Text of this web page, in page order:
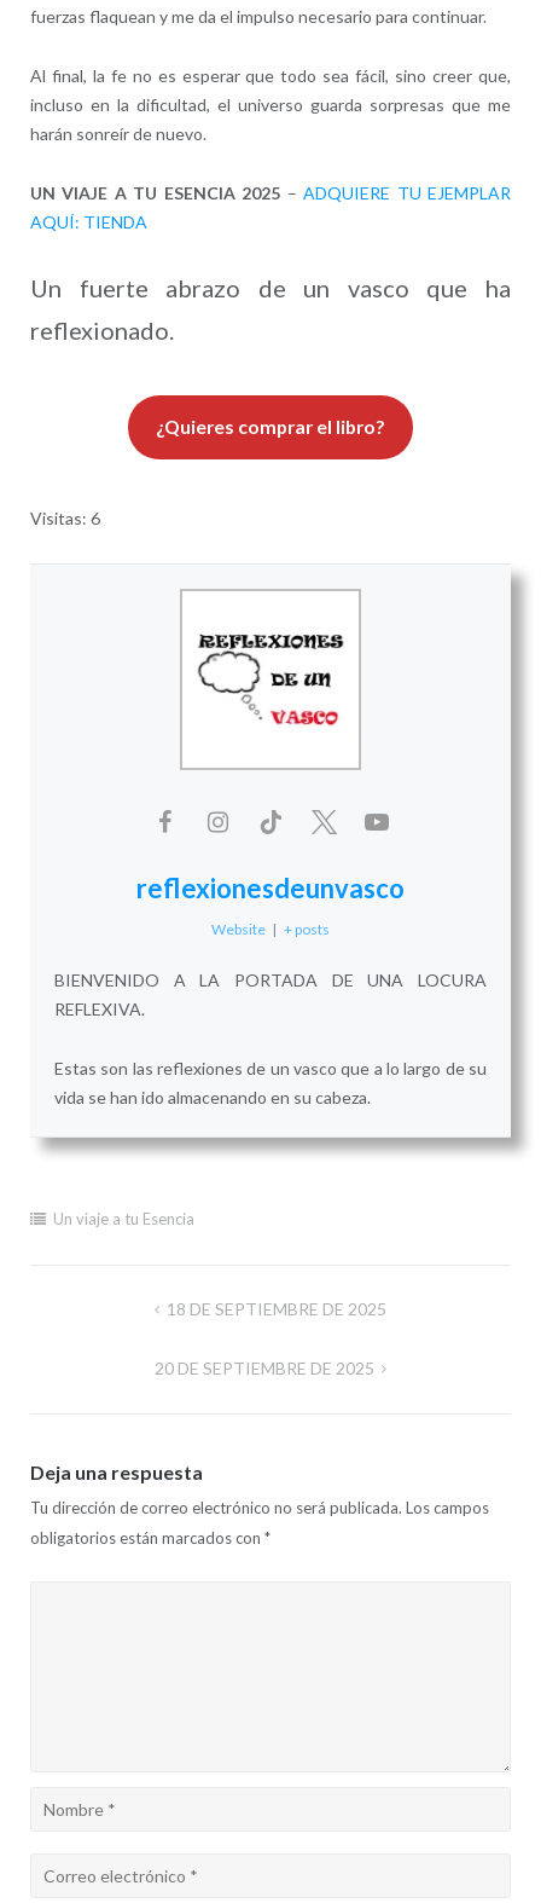
fuerzas flaquean y me da el impulso necesario para continuar.
Al final, la fe no es esperar que todo sea fácil, sino creer que,
incluso en la dificultad, el universo guarda sorpresas que me
harán sonreír de nuevo.
UN VIAJE A TU ESENCIA 2025 –ADQUIERE TU EJEMPLAR
AQUÍ: TIENDA
Un fuerte abrazo de un vasco que ha
reflexionado.
¿Quieres comprar el libro?
Visitas: 6
reflexionesdeunvasco
Website | + posts
BIENVENIDO A LA PORTADA DE UNA LOCURA
REFLEXIVA.
Estas son las reflexiones de un vasco que a lo largo de su
vida se han ido almacenando en su cabeza.
Un viaje a tu Esencia
Navegación18 DE SEPTIEMBRE DE 2025
20 DE SEPTIEMBRE DE 2025
Deja una respuesta
Tu dirección de correo electrónico no será publicada. Los campos
obligatorios están marcados con *